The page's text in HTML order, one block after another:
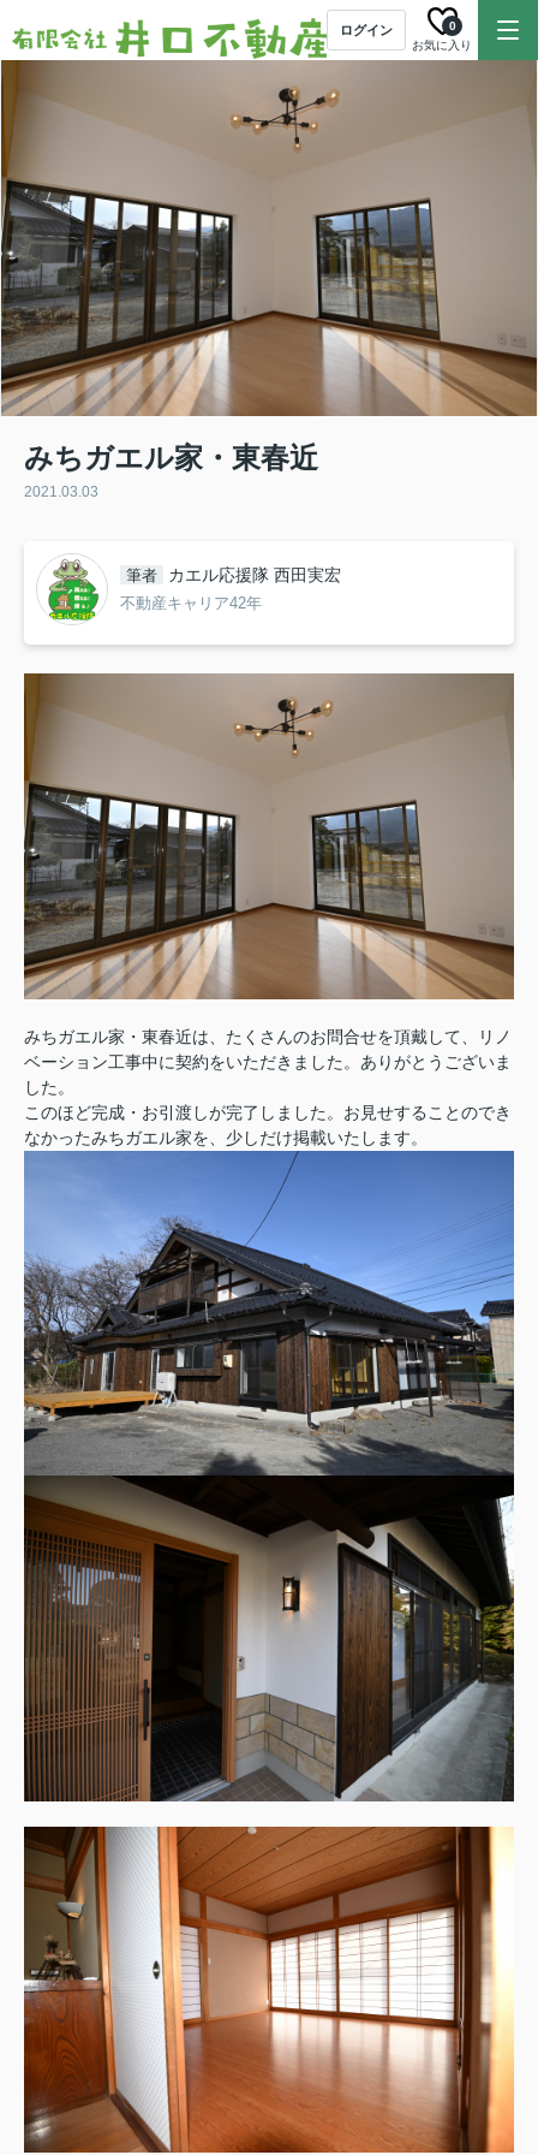
ログイン
お気に入り
0
みちガエル家・東春近
2021.03.03
筆者 カエル応援隊 西田実宏
不動産キャリア42年
みちガエル家・東春近は、たくさんのお問合せを頂戴して、リノ
ベーション工事中に契約をいただきました。ありがとうございま
した。
このほど完成・お引渡しが完了しました。お見せすることのでき
なかったみちガエル家を、少しだけ掲載いたします。